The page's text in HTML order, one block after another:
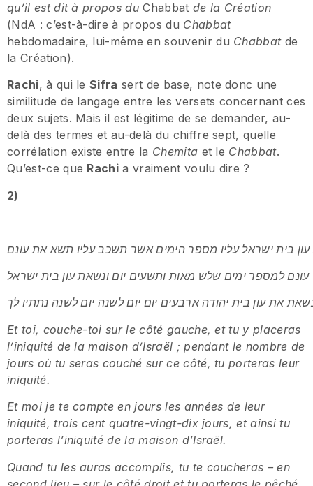
qu’il est dit à propos duChabbat de la Création
(NdA : c’est-à-dire à propos du Chabbat
hebdomadaire, lui-même en souvenir du Chabbatde
la Création).
Rachi, à qui leSifra sert de base, note donc une
similitude de langage entre les versets concernant ces
deux sujets. Mais il est légitime de se demander, au-
delà des termes et au-delà du chiffre sept, quelle
corrélation existe entre la Chemita et le Chabbat.
Qu’est-ce que Rachi a vraiment voulu dire ?
2)
Et toi, couche-toi sur le côté gauche, et tu y placeras
l’iniquité de la maison d’Israël ; pendant le nombre de
jours où tu seras couché sur ce côté, tu porteras leur
iniquité.
Et moi je te compte en jours les années de leur
iniquité, trois cent quatre-vingt-dix jours, et ainsi tu
porteras l’iniquité de la maison d’Israël.
Quand tu les auras accomplis, tu te coucheras – en